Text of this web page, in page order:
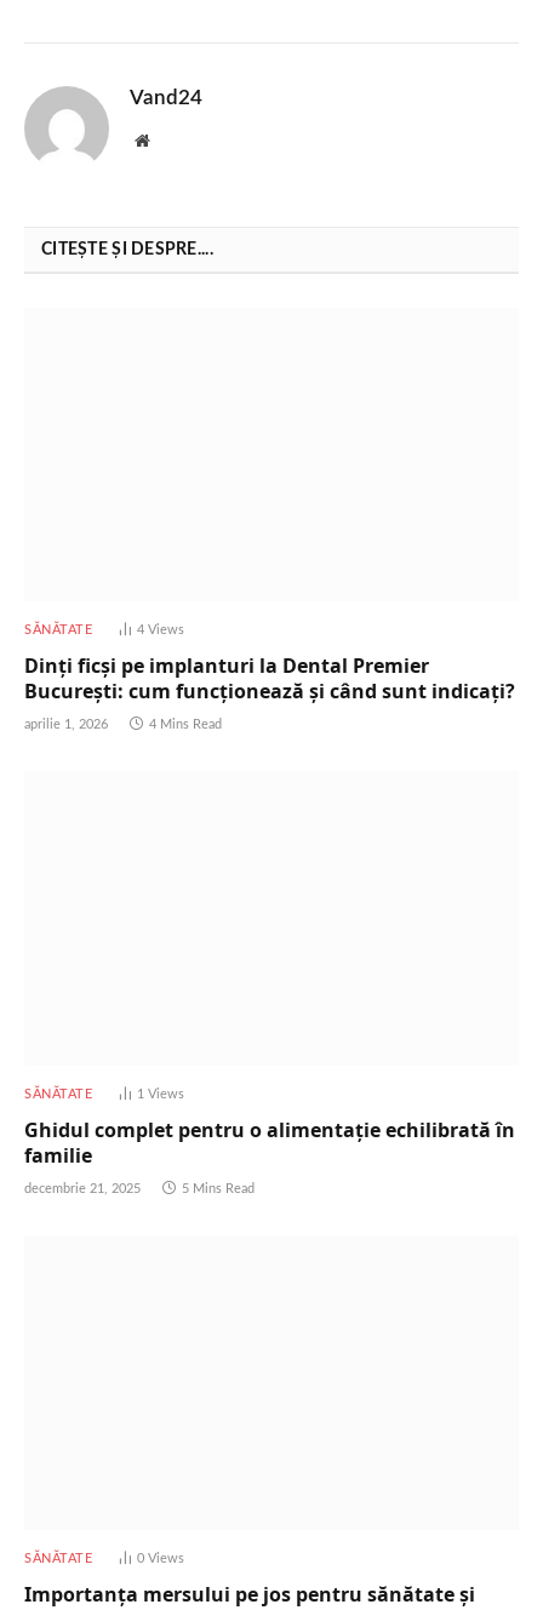
Vand24
Website
CITEȘTE ȘI DESPRE....
SĂNĂTATE 4Views
Dinți ficși pe implanturi la Dental Premier
București: cum funcționează și când sunt indicați?
aprilie 1, 2026 4 Mins Read
SĂNĂTATE 1Views
Ghidul complet pentru o alimentație echilibrată în
familie
decembrie 21, 2025 5 Mins Read
SĂNĂTATE 0Views
Importanța mersului pe jos pentru sănătate și